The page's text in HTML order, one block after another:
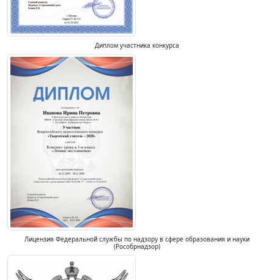
Диплом участника конкурса
Лицензия Федеральной службы по надзору в сфере образования и науки
(Рособрнадзор)